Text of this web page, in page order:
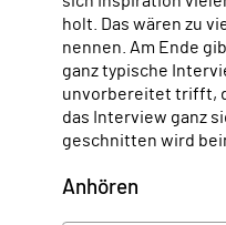
holt. Das wären zu
nennen. Am Ende
ganz typische
unvorbereitet trifft,
das Interview ganz
geschnitten wird
Anhören